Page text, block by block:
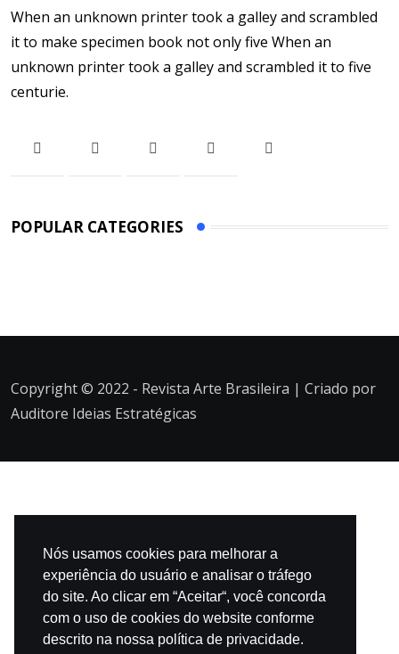
When an unknown printer took a galley and scrambled
it to make specimen book not only five When an
unknown printer took a galley and scrambled it to five
centurie.
POPULAR CATEGORIES
Copyright © 2022 - Revista Arte Brasileira | Criado por
Auditore Ideias Estratégicas
Nós usamos cookies para melhorar a
experiência do usuário e analisar o tráfego
do site. Ao clicar em “Aceitar“, você concorda
com o uso de cookies do website conforme
descrito na nossa política de privacidade.